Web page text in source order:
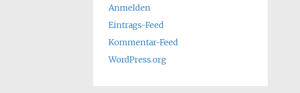
Anmelden
Eintrags-Feed
Kommentar-Feed
WordPress.org